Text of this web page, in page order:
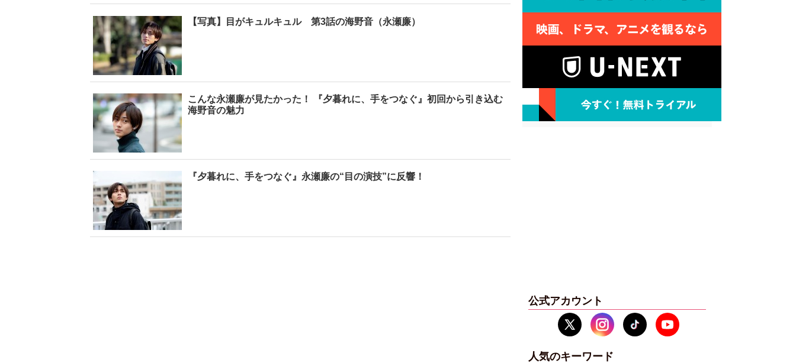
【写真】目がキュルキュル 第3話の海野音（永瀬廉）
こんな永瀬廉が見たかった！ 『夕暮れに、手をつなぐ』初回から引き込む
海野音の魅力
『夕暮れに、手をつなぐ』永瀬廉の“目の演技”に反響！
公式アカウント
人気のキーワード